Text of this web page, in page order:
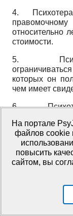
4.
относительно
стоимости.
5.
которых он
чем имеет
6.
уведомить
правомочных
могли
разглашать
На портале
файлов cookie
повысить
сайтом, вы